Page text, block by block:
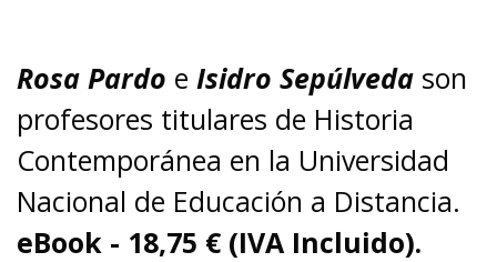
Rosa Pardo e Isidro Sepúlveda son
profesores titulares de Historia
Contemporánea en la Universidad
Nacional de Educación a Distancia.
eBook - 18,75 € (IVA Incluido).